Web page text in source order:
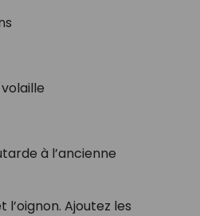
à l’ancienne
Ajoutez les